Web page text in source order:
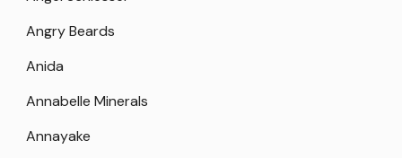
Angry Beards
Anida
Annabelle Minerals
Annayake